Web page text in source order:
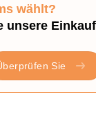
wählt?
unsere
Sie